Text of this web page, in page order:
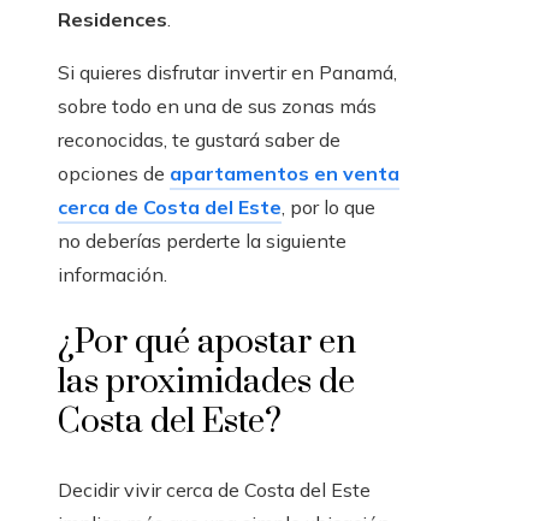
Residences.
Si quieres disfrutar invertir en Panamá,
sobre todo en una de sus zonas más
reconocidas, te gustará saber de
opciones de apartamentos en venta
cerca de Costa del Este, por lo que
no deberías perderte la siguiente
información.
¿Por qué apostar en
las proximidades de
Costa del Este?
Decidir vivir cerca de Costa del Este